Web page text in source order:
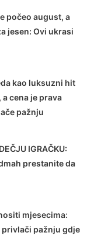
počeo august, a
jesen: Ovi ukrasi
kao luksuzni hit
cena je prava
pažnju
IGRAČKU:
prestanite da
mjesecima:
privlači pažnju gdje